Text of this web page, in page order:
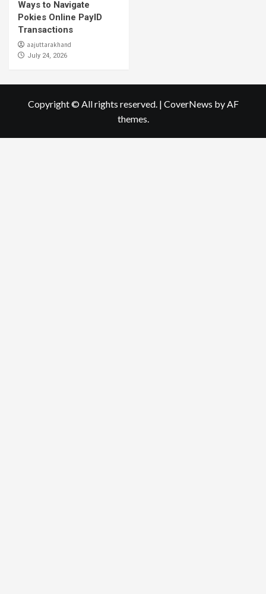
Ways to Navigate
Pokies Online PayID
Transactions
aajuttarakhand
July 24, 2026
Copyright © All rights reserved. | CoverNews by AF
themes.